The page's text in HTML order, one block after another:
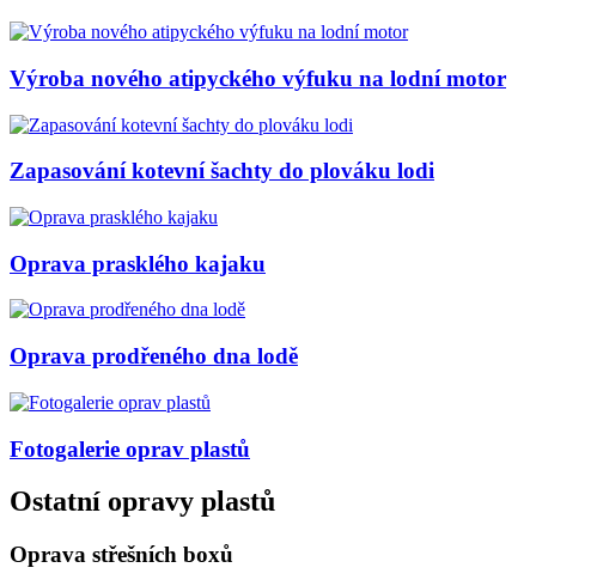
Výroba nového atipyckého výfuku na lodní motor
Zapasování kotevní šachty do plováku lodi
Oprava prasklého kajaku
Oprava prodřeného dna lodě
Fotogalerie oprav plastů
Ostatní opravy plastů
Oprava střešních boxů